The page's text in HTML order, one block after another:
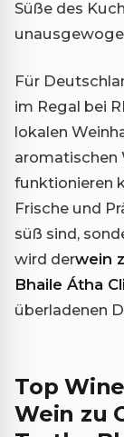
Süße des
Für
im Regal bei
lokalen
aromatischen
funktionieren
Frische und
süß sind,
wird derwein
Bhaile Átha
überladenen
Top
Wein zu